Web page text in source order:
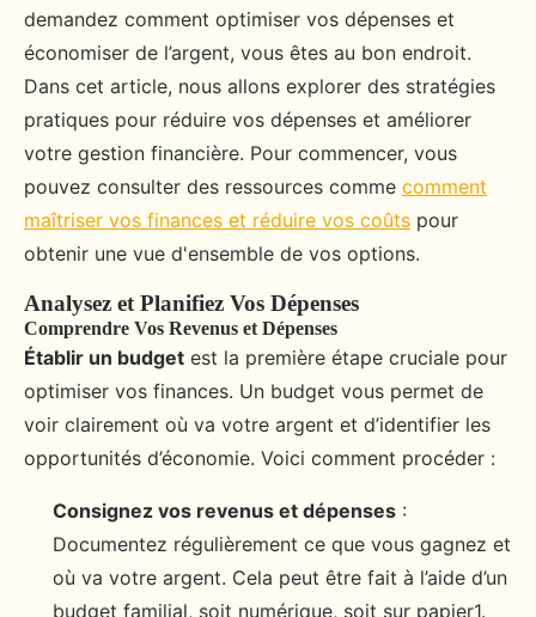
demandez comment optimiser vos dépenses et
économiser de l’argent, vous êtes au bon endroit.
Dans cet article, nous allons explorer des stratégies
pratiques pour réduire vos dépenses et améliorer
votre gestion financière. Pour commencer, vous
pouvez consulter des ressources comme comment
maîtriser vos finances et réduire vos coûts pour
obtenir une vue d'ensemble de vos options.
Analysez et Planifiez Vos Dépenses
Comprendre Vos Revenus et Dépenses
Établir un budget est la première étape cruciale pour
optimiser vos finances. Un budget vous permet de
voir clairement où va votre argent et d’identifier les
opportunités d’économie. Voici comment procéder :
Consignez vos revenus et dépenses :
Documentez régulièrement ce que vous gagnez et
où va votre argent. Cela peut être fait à l’aide d’un
budget familial, soit numérique, soit sur papier1.